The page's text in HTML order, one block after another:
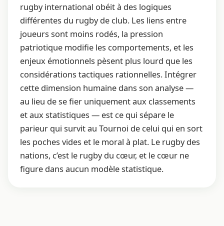
rugby international obéit à des logiques
différentes du rugby de club. Les liens entre
joueurs sont moins rodés, la pression
patriotique modifie les comportements, et les
enjeux émotionnels pèsent plus lourd que les
considérations tactiques rationnelles. Intégrer
cette dimension humaine dans son analyse —
au lieu de se fier uniquement aux classements
et aux statistiques — est ce qui sépare le
parieur qui survit au Tournoi de celui qui en sort
les poches vides et le moral à plat. Le rugby des
nations, c’est le rugby du cœur, et le cœur ne
figure dans aucun modèle statistique.